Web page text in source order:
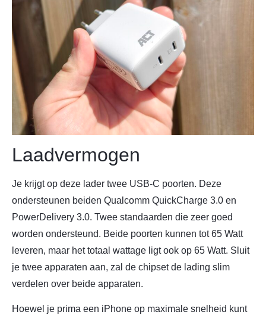
Laadvermogen
Je krijgt op deze lader twee USB-C poorten. Deze
ondersteunen beiden Qualcomm QuickCharge 3.0 en
PowerDelivery 3.0. Twee standaarden die zeer goed
worden ondersteund. Beide poorten kunnen tot 65 Watt
leveren, maar het totaal wattage ligt ook op 65 Watt. Sluit
je twee apparaten aan, zal de chipset de lading slim
verdelen over beide apparaten.
Hoewel je prima een iPhone op maximale snelheid kunt